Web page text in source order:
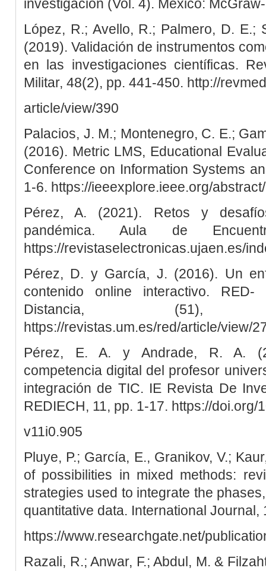
investigación (Vol. 4). México:
López, R.; Avello, R.; Palmero, D. E.;
(2019). Validación de instrumentos
en las investigaciones científicas.
Militar, 48(2), pp. 441-450. http://
article/view/390
Palacios, J. M.; Montenegro, C. E.;
(2016). Metric LMS, Educational
Conference on Information Systems
1-6. https://ieeexplore.ieee.org/
Pérez, A. (2021). Retos y
pandémica. Aula de
https://revistaselectronicas.ujaen.es/
Pérez, D. y García, J. (2016). Un
contenido online interactivo.
Distancia,
https://revistas.um.es/red/article/view/
Pérez, E. A. y Andrade, R. A.
competencia digital del profesor
integración de TIC. IE Revista De
REDIECH, 11, pp. 1-17. https://
v11i0.905
Pluye, P.; García, E., Granikov, V.;
of possibilities in mixed methods:
strategies used to integrate the
quantitative data. International Journal,
https://www.researchgate.net/
Razali, R.; Anwar, F.; Abdul, M. &